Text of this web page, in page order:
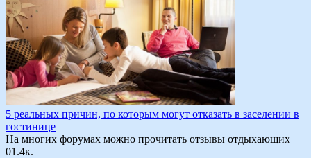
5 реальных причин, по которым могут отказать в заселении в
гостинице
На многих форумах можно прочитать отзывы отдыхающих
01.4к.